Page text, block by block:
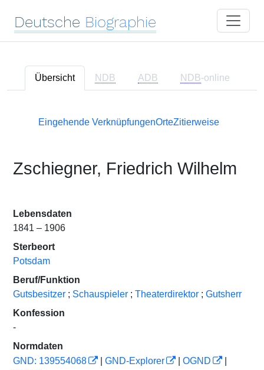
Deutsche Biographie
Übersicht NDB ADB NDB-online
Eingehende VerknüpfungenOrteZitierweise
Zschiegner, Friedrich Wilhelm
Lebensdaten
1841 – 1906
Sterbeort
Potsdam
Beruf/Funktion
Gutsbesitzer ; Schauspieler ; Theaterdirektor ; Gutsherr
Konfession
-
Normdaten
GND: 139554068
GND-Explorer OGND